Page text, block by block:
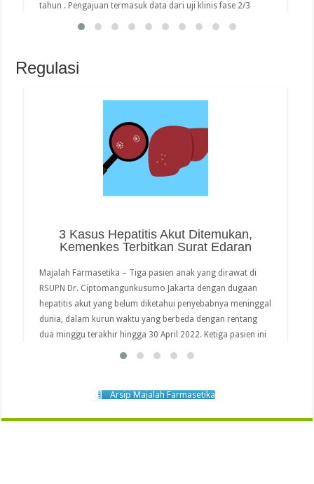
tahun . Pengajuan termasuk data dari uji klinis fase 2/3
untuk anak-anak dalam rentang usia ini yang menerima
Regulasi
3 Kasus Hepatitis Akut Ditemukan,
Kemenkes Terbitkan Surat Edaran
Majalah Farmasetika – Tiga pasien anak yang dirawat di
RSUPN Dr. Ciptomangunkusumo Jakarta dengan dugaan
hepatitis akut yang belum diketahui penyebabnya meninggal
dunia, dalam kurun waktu yang berbeda dengan rentang
dua minggu terakhir hingga 30 April 2022. Ketiga pasien ini
merupakan rujukan dari rumah sakit yang berada di Jakarta
read more
Arsip Majalah Farmasetika